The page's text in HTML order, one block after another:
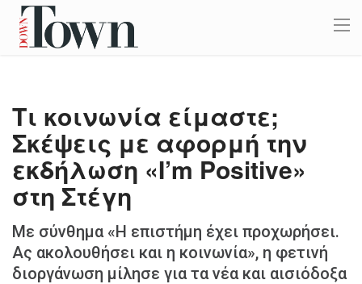
Τι κοινωνία είμαστε;
Σκέψεις με αφορμή την
εκδήλωση «I’m Positive»
στη Στέγη
Με σύνθημα «Η επιστήμη έχει προχωρήσει.
Ας ακολουθήσει και η κοινωνία», η φετινή
διοργάνωση μίλησε για τα νέα και αισιόδοξα